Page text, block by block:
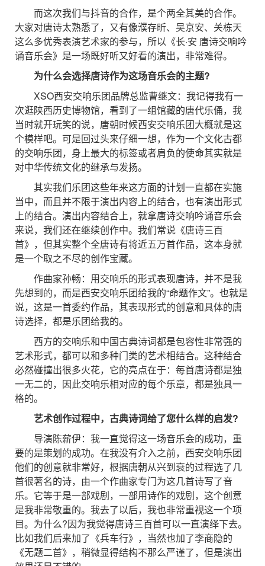
而这次我们与抖音的合作，是个两全其美的合作。
大家对唐诗太熟悉了，又有像濮存昕、吴京安、关栋天
这么多优秀表演艺术家的参与，所以《长·安 唐诗交响吟
诵音乐会》是一场既好听又好看的演出，非常难得。
为什么会选择唐诗作为这场音乐会的主题?
XSO西安交响乐团品牌总监曹继文：我记得我有一
次逛陕西历史博物馆，看到了一组馆藏的唐代乐俑，我
当时就开玩笑的说，唐朝时候西安交响乐团大概就是这
个模样吧。可是回过头来仔细一想，作为一个文化古都
的交响乐团，身上最大的标签或者肩负的使命其实就是
对中华传统文化的继承与发扬。
其实我们乐团这些年来这方面的计划一直都在实施
当中，而且并不限于演出内容上的结合，也有演出形式
上的结合。演出内容结合上，就拿唐诗交响吟诵音乐会
来说，我们还在继续创作中。我们常说《唐诗三百
首》，但其实整个全唐诗有将近五万首作品，这本身就
是一个取之不尽的创作宝藏。
作曲家孙畅：用交响乐的形式表现唐诗，并不是我
先想到的，而是西安交响乐团给我的“命题作文”。也就是
说，这是一首委约作品，其表现形式的创意和具体的唐
诗选择，都是乐团给我的。
西方的交响乐和中国古典诗词都是包容性非常强的
艺术形式，都可以和多种门类的艺术相结合。这种结合
必然碰撞出很多火花，它的亮点在于：每首唐诗都是独
一无二的，因此交响乐相对应的每个乐章，都是独具一
格的。
艺术创作过程中，古典诗词给了您什么样的启发?
导演陈薪伊：我一直觉得这一场音乐会的成功，重
要的是策划的成功。在我没有介入之前，西安交响乐团
他们的创意就非常好，根据唐朝从兴到衰的过程选了几
首很著名的诗，由一个作曲家专门为这几首诗写了音
乐。它等于是一部戏剧，一部用诗作的戏剧，这个创意
是我非常敬重的。我去了以后，我也非常重视这一个项
目。为什么?因为我觉得唐诗三百首可以一直演绎下去。
比如我们后来加了《兵车行》，当然也加了李商隐的
《无题二首》，稍微显得结构不那么严谨了，但是演出